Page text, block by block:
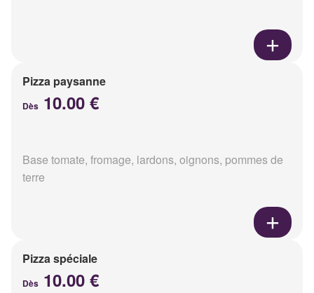
Pizza paysanne
Dès 10.00 €
Base tomate, fromage, lardons, oignons, pommes de
terre
Pizza spéciale
Dès 10.00 €